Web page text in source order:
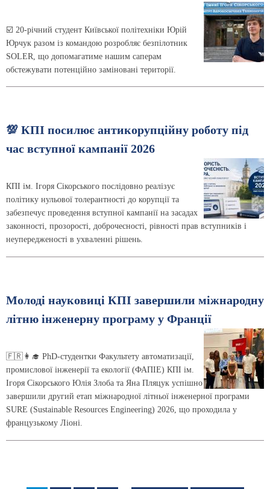
☑️ 20-річний студент Київської політехніки Юрій
Юрчук разом із командою розробляє безпілотник
SOLER, що допомагатиме нашим саперам
обстежувати потенційно заміновані території.
💯 КПІ посилює антикорупційну роботу під
час вступної кампанії 2026
КПІ ім. Ігоря Сікорського послідовно реалізує
політику нульової толерантності до корупції та
забезпечує проведення вступної кампанії на засадах
законності, прозорості, доброчесності, рівності прав вступників і
неупередженості в ухваленні рішень.
Молоді науковиці КПІ завершили міжнародну
літню інженерну програму у Франції
🇫🇷👩‍🎓 PhD-студентки Факультету автоматизації,
промислової інженерії та екології (ФАПІЕ) КПІ ім.
Ігоря Сікорського Юлія Злоба та Яна Пляцук успішно
завершили другий етап міжнародної літньої інженерної програми
SURE (Sustainable Resources Engineering) 2026, що проходила у
французькому Ліоні.